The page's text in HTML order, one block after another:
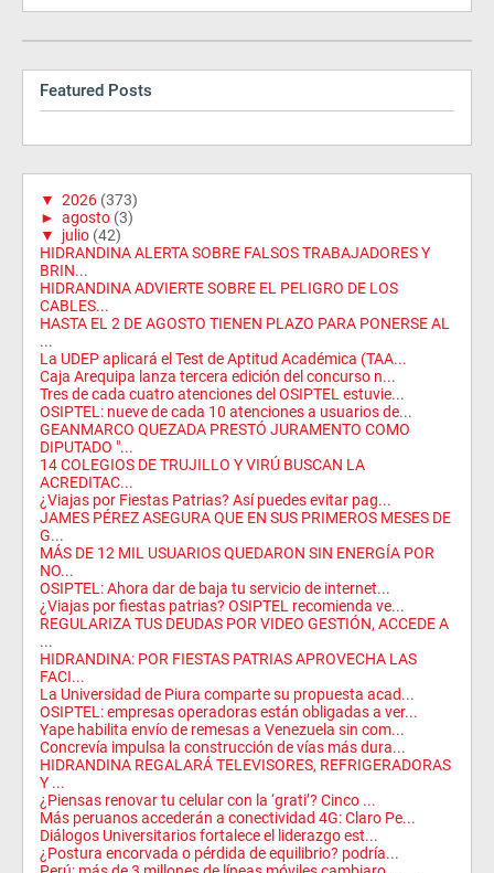
Featured Posts
▼ 2026 (373)
► agosto (3)
▼
julio (42)
HIDRANDINA ALERTA SOBRE FALSOS TRABAJADORES Y
BRIN...
HIDRANDINA ADVIERTE SOBRE EL PELIGRO DE LOS
CABLES...
HASTA EL 2 DE AGOSTO TIENEN PLAZO PARA PONERSE AL
...
La UDEP aplicará el Test de Aptitud Académica (TAA...
Caja Arequipa lanza tercera edición del concurso n...
Tres de cada cuatro atenciones del OSIPTEL estuvie...
OSIPTEL: nueve de cada 10 atenciones a usuarios de...
GEANMARCO QUEZADA PRESTÓ JURAMENTO COMO
DIPUTADO "...
14 COLEGIOS DE TRUJILLO Y VIRÚ BUSCAN LA
ACREDITAC...
¿Viajas por Fiestas Patrias? Así puedes evitar pag...
JAMES PÉREZ ASEGURA QUE EN SUS PRIMEROS MESES DE
G...
MÁS DE 12 MIL USUARIOS QUEDARON SIN ENERGÍA POR
NO...
OSIPTEL: Ahora dar de baja tu servicio de internet...
¿Viajas por fiestas patrias? OSIPTEL recomienda ve...
REGULARIZA TUS DEUDAS POR VIDEO GESTIÓN, ACCEDE A
...
HIDRANDINA: POR FIESTAS PATRIAS APROVECHA LAS
FACI...
La Universidad de Piura comparte su propuesta acad...
OSIPTEL: empresas operadoras están obligadas a ver...
Yape habilita envío de remesas a Venezuela sin com...
Concrevía impulsa la construcción de vías más dura...
HIDRANDINA REGALARÁ TELEVISORES, REFRIGERADORAS
Y ...
¿Piensas renovar tu celular con la ‘grati’? Cinco ...
Más peruanos accederán a conectividad 4G: Claro Pe...
Diálogos Universitarios fortalece el liderazgo est...
¿Postura encorvada o pérdida de equilibrio? podría...